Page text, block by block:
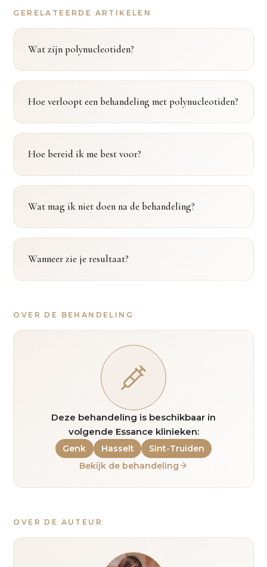
GERELATEERDE ARTIKELEN
Wat zijn polynucleotiden?
Hoe verloopt een behandeling met polynucleotiden?
Hoe bereid ik me best voor?
Wat mag ik niet doen na de behandeling?
Wanneer zie je resultaat?
OVER DE BEHANDELING
Deze behandeling is beschikbaar in
volgende Essance klinieken:
Genk Hasselt
Sint-Truiden
Bekijk de behandeling
OVER DE AUTEUR